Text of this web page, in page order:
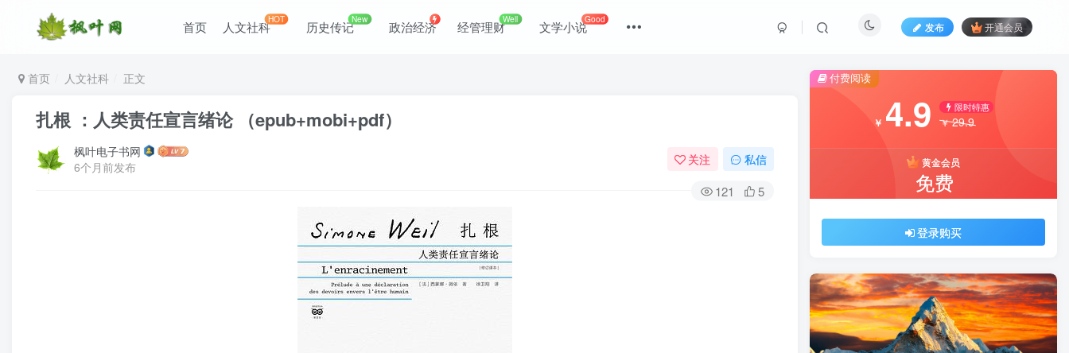
首页 人文社科HOT 历史传记New 政治经济 经管理财Well 文学小说Good
发布 开通会员
首页 人文社科 正文
扎根 ：人类责任宣言绪论 （epub+mobi+pdf）
枫叶电子书网
6个月前发布
关注 私信
121 5
付费阅读
￥ 4.9 限时特惠
￥29.9
黄金会员
免费
登录购买
登录